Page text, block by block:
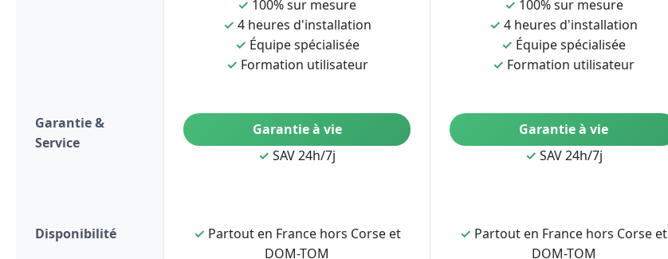
✓ 100% sur mesure
✓ 4 heures d'installation
✓ Équipe spécialisée
✓ Formation utilisateur
✓ 100% sur mesure
✓ 4 heures d'installation
✓ Équipe spécialisée
✓ Formation utilisateur
Garantie &
Service
Garantie à vie
✓ SAV 24h/7j
Garantie à vie
✓ SAV 24h/7j
Disponibilité ✓ Partout en France hors Corse et
DOM-TOM
✓ Partout en France hors Corse et
DOM-TOM